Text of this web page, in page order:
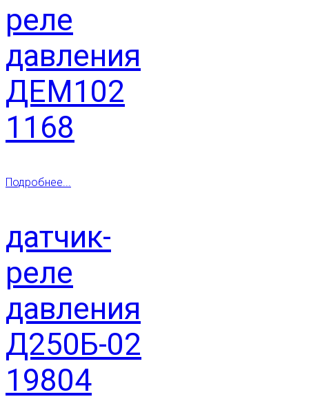
реле
давления
ДЕМ102
1168
Подробнее...
датчик-
реле
давления
Д250Б-02
19804